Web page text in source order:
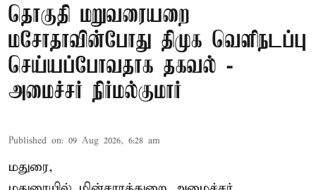
தொகுதி மறுவரையறை
மசோதாவின்போது திமுக வெளிநடப்பு
செய்யப்போவதாக தகவல் -
அமைச்சர் நிர்மல்குமார்
Published on: 09 Aug 2026, 6:28 am
மதுரை,